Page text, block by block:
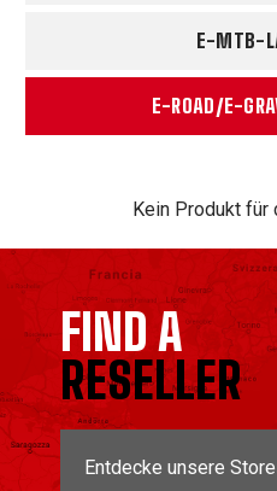
E-MTB-
E-ROAD/E-
Kein Produkt für
FIND A
RESELLER
Entdecke unsere